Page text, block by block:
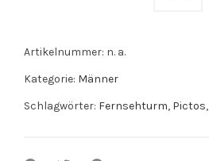
Artikelnummer: n. a.
Kategorie: Männer
Schlagwörter: Fernsehturm, Pictos,